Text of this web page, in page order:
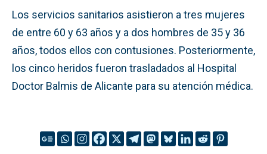
Los servicios sanitarios asistieron a tres mujeres
de entre 60 y 63 años y a dos hombres de 35 y 36
años, todos ellos con contusiones. Posteriormente,
los cinco heridos fueron trasladados al Hospital
Doctor Balmis de Alicante para su atención médica.